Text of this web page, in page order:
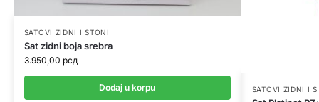
SATOVI ZIDNI I STONI
Sat zidni boja srebra
3.950,00 рсд
Dodaj u korpu SATOVI ZIDNI I